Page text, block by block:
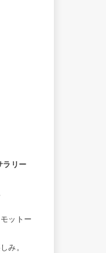
ラリー
ットー
み。